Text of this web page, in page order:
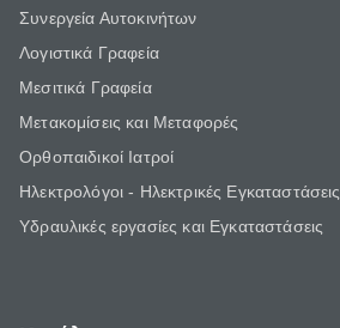
Συνεργεία Αυτοκινήτων
Λογιστικά Γραφεία
Μεσιτικά Γραφεία
Μετακομίσεις και Μεταφορές
Ορθοπαιδικοί Ιατροί
Ηλεκτρολόγοι - Ηλεκτρικές Εγκαταστάσεις
Υδραυλικές εργασίες και Εγκαταστάσεις